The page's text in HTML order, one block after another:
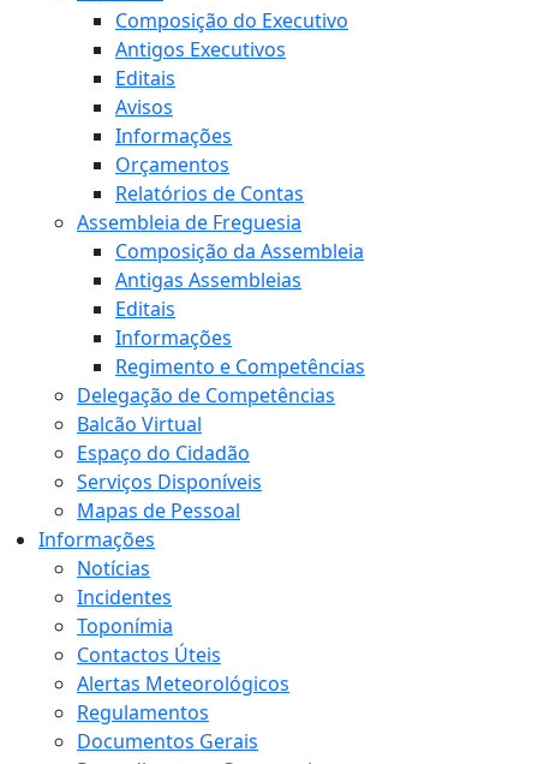
Composição do Executivo
Antigos Executivos
Editais
Avisos
Informações
Orçamentos
Relatórios de Contas
Assembleia de Freguesia
Composição da Assembleia
Antigas Assembleias
Editais
Informações
Regimento e Competências
Delegação de Competências
Balcão Virtual
Espaço do Cidadão
Serviços Disponíveis
Mapas de Pessoal
Informações
Notícias
Incidentes
Toponímia
Contactos Úteis
Alertas Meteorológicos
Regulamentos
Documentos Gerais